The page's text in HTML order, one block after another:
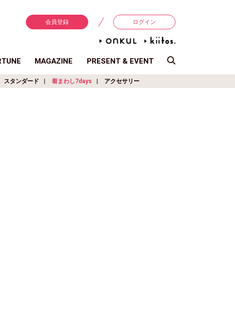
会員登録 ログイン
MAGAZINE PRESENT & EVENT
スタンダード 着まわし7days アクセサリー